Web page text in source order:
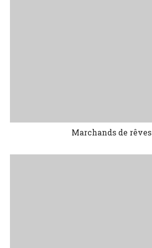
Marchands de rêves